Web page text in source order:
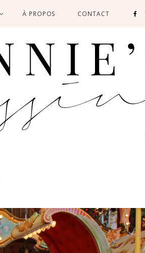
À PROPOS CONTACT